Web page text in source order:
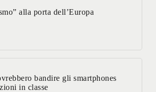
alla porta dell’Europa
bandire gli smartphones
in classe